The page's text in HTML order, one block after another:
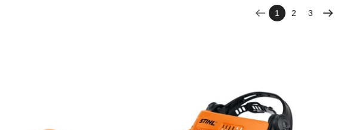
1 2 3